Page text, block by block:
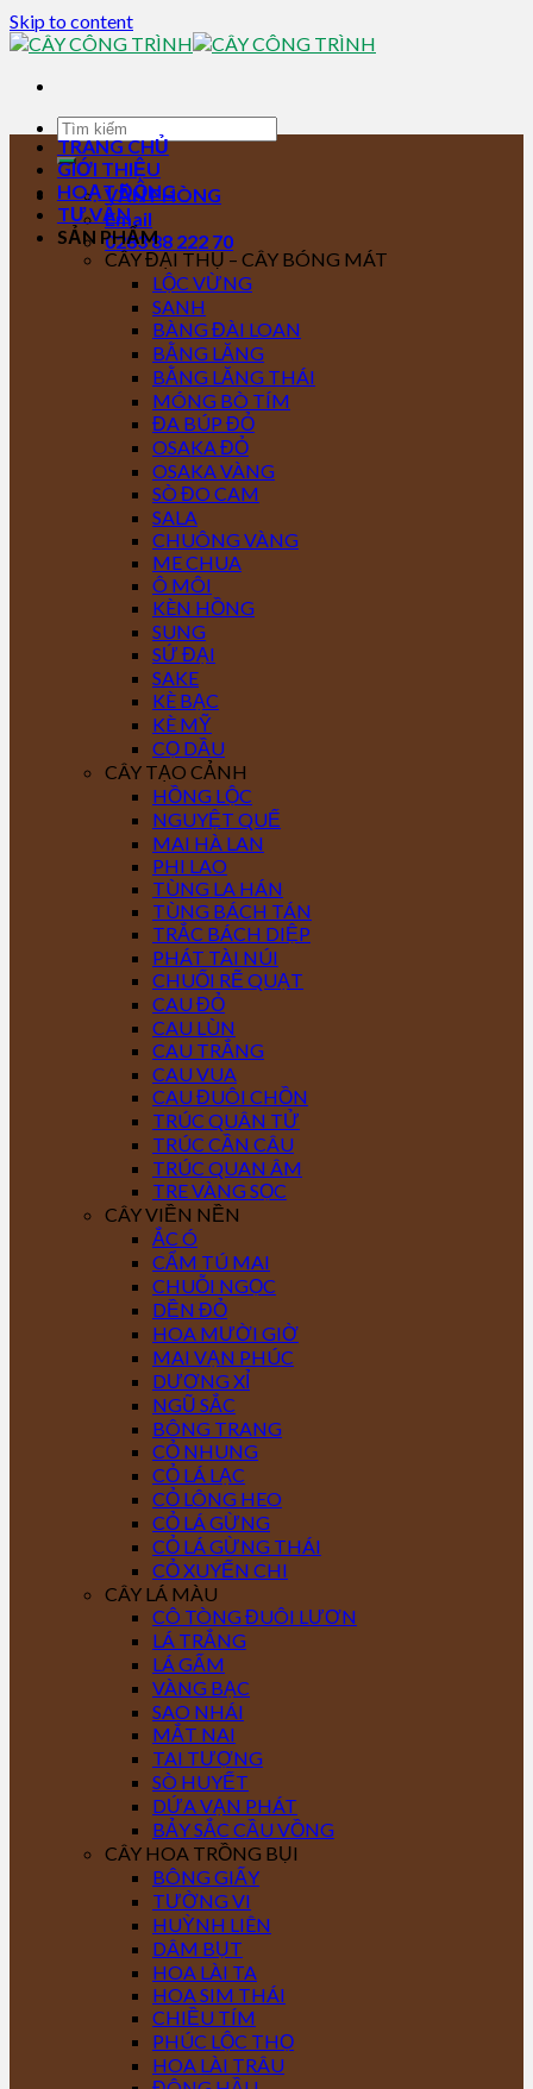
Skip to content
VĂN PHÒNG
Email
0283 88 222 70
TRANG CHỦ
GIỚI THIỆU
HOẠT ĐỘNG
TƯ VẤN
SẢN PHẨM
CÂY ĐẠI THỤ – CÂY BÓNG MÁT
LỘC VỪNG
SANH
BÀNG ĐÀI LOAN
BẰNG LĂNG
BẰNG LĂNG THÁI
MÓNG BÒ TÍM
ĐA BÚP ĐỎ
OSAKA ĐỎ
OSAKA VÀNG
SÒ ĐO CAM
SALA
CHUÔNG VÀNG
ME CHUA
Ô MÔI
KÈN HỒNG
SUNG
SỨ ĐẠI
SAKE
KÈ BẠC
KÈ MỸ
CỌ DẦU
CÂY TẠO CẢNH
HỒNG LỘC
NGUYỆT QUẾ
MAI HÀ LAN
PHI LAO
TÙNG LA HÁN
TÙNG BÁCH TÁN
TRẮC BÁCH DIỆP
PHÁT TÀI NÚI
CHUỐI RẼ QUẠT
CAU ĐỎ
CAU LÙN
CAU TRẮNG
CAU VUA
CAU ĐUÔI CHỒN
TRÚC QUÂN TỬ
TRÚC CẦN CÂU
TRÚC QUAN ÂM
TRE VÀNG SỌC
CÂY VIỀN NỀN
ẮC Ó
CẨM TÚ MAI
CHUỖI NGỌC
DỀN ĐỎ
HOA MƯỜI GIỜ
MAI VẠN PHÚC
DƯƠNG XỈ
NGŨ SẮC
BÔNG TRANG
CỎ NHUNG
CỎ LÁ LẠC
CỎ LÔNG HEO
CỎ LÁ GỪNG
CỎ LÁ GỪNG THÁI
CỎ XUYẾN CHI
CÂY LÁ MÀU
CÔ TÒNG ĐUÔI LƯƠN
LÁ TRẮNG
LÁ GẤM
VÀNG BẠC
SAO NHÁI
MẮT NAI
TAI TƯỢNG
SÒ HUYẾT
DỨA VẠN PHÁT
BẢY SẮC CẦU VỒNG
CÂY HOA TRỒNG BỤI
BÔNG GIẤY
TƯỜNG VI
HUỲNH LIÊN
DÂM BỤT
HOA LÀI TA
HOA SIM THÁI
CHIỀU TÍM
PHÚC LỘC THỌ
HOA LÀI TRÂU